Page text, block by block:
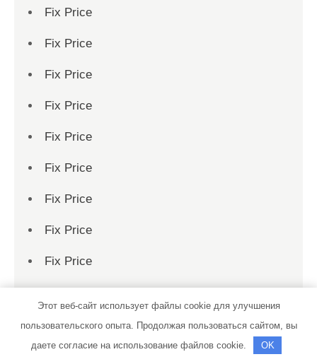
Fix Price
Fix Price
Fix Price
Fix Price
Fix Price
Fix Price
Fix Price
Fix Price
Fix Price
Fix Price
Fix Price
Этот веб-сайт использует файлы cookie для улучшения
пользовательского опыта. Продолжая пользоваться сайтом, вы
даете согласие на использование файлов cookie.
OK